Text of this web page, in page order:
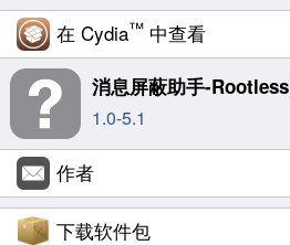
在 Cydia™ 中查看
消息屏蔽助手-Rootless
1.0-5.1
作者
下载软件包